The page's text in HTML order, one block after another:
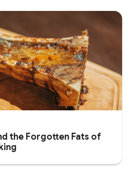
the Forgotten Fats of